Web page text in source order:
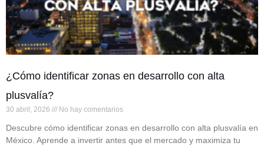
¿Cómo identificar zonas en desarrollo con alta
plusvalía?
30 abril, 2026 No hay comentarios
Descubre cómo identificar zonas en desarrollo con alta plusvalía en
México. Aprende a invertir antes que el mercado y maximiza tu